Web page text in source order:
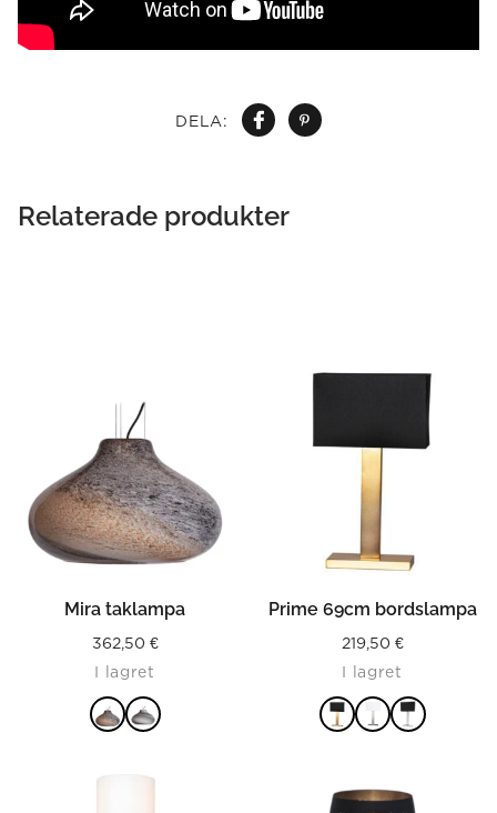
DELA:
Relaterade produkter
LÄS MER
Mira taklampa
362,50 €
I lagret
Prime 69cm bordslampa
219,50 €
I lagret